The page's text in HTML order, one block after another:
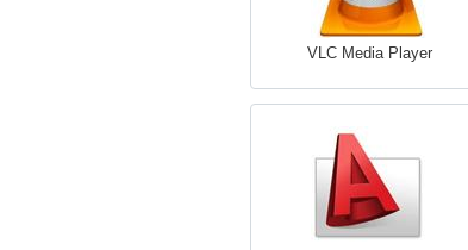
VLC Media Player